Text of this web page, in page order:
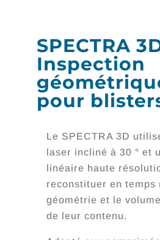
SPECTRA
Inspection
pour
Le SPECTRA 3D
laser incliné à 30 ° et
linéaire haute
reconstituer en temps
géométrie et le
de leur contenu.